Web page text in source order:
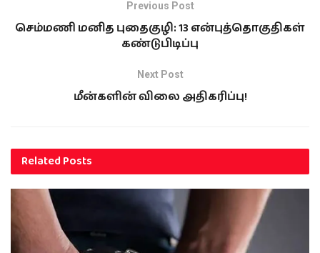
Previous Post
செம்மணி மனித புதைகுழி: 13 என்புத்தொகுதிகள்
கண்டுபிடிப்பு
Next Post
மீன்களின் விலை அதிகரிப்பு!
RelatedPosts